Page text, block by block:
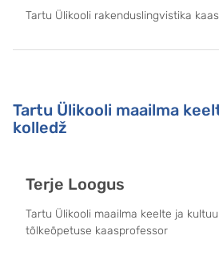
Tartu Ülikooli rakenduslingvistika
Tartu Ülikooli maailma
kolledž
Terje Loogus
Tartu Ülikooli maailma keelte ja
tõlkeõpetuse kaasprofessor